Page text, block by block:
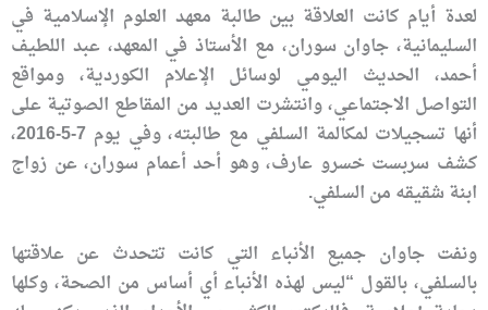
لعدة أيام كانت العلاقة بين طالبة معهد العلوم الإسلامية في
السليمانية، جاوان سوران، مع الأستاذ في المعهد، عبد اللطيف
أحمد، الحديث اليومي لوسائل الإعلام الكوردية، ومواقع
التواصل الاجتماعي، وانتشرت العديد من المقاطع الصوتية على
أنها تسجيلات لمكالمة السلفي مع طالبته، وفي يوم 7-5-2016،
كشف سربست خسرو عارف، وهو أحد أعمام سوران، عن زواج
ابنة شقيقه من السلفي.
ونفت جاوان جميع الأنباء التي كانت تتحدث عن علاقتها
بالسلفي، بالقول “ليس لهذه الأنباء أي أساس من الصحة، وكلها